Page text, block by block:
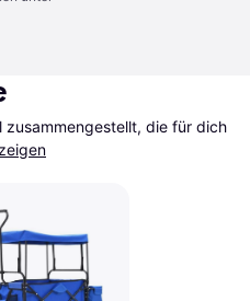
zusammengestellt, die für dich